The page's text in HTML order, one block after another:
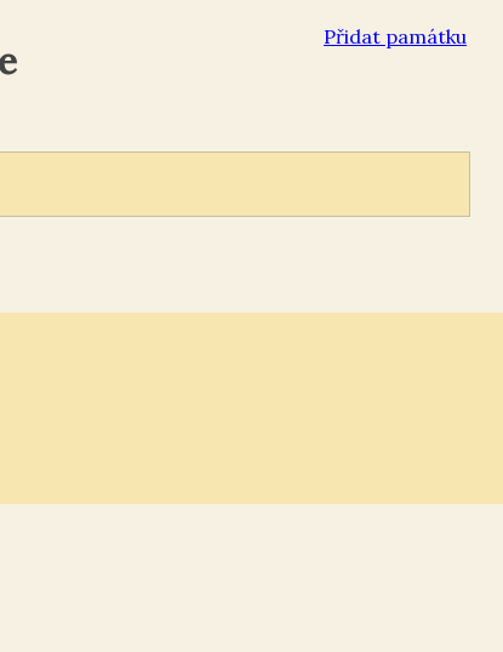
Přidat památku